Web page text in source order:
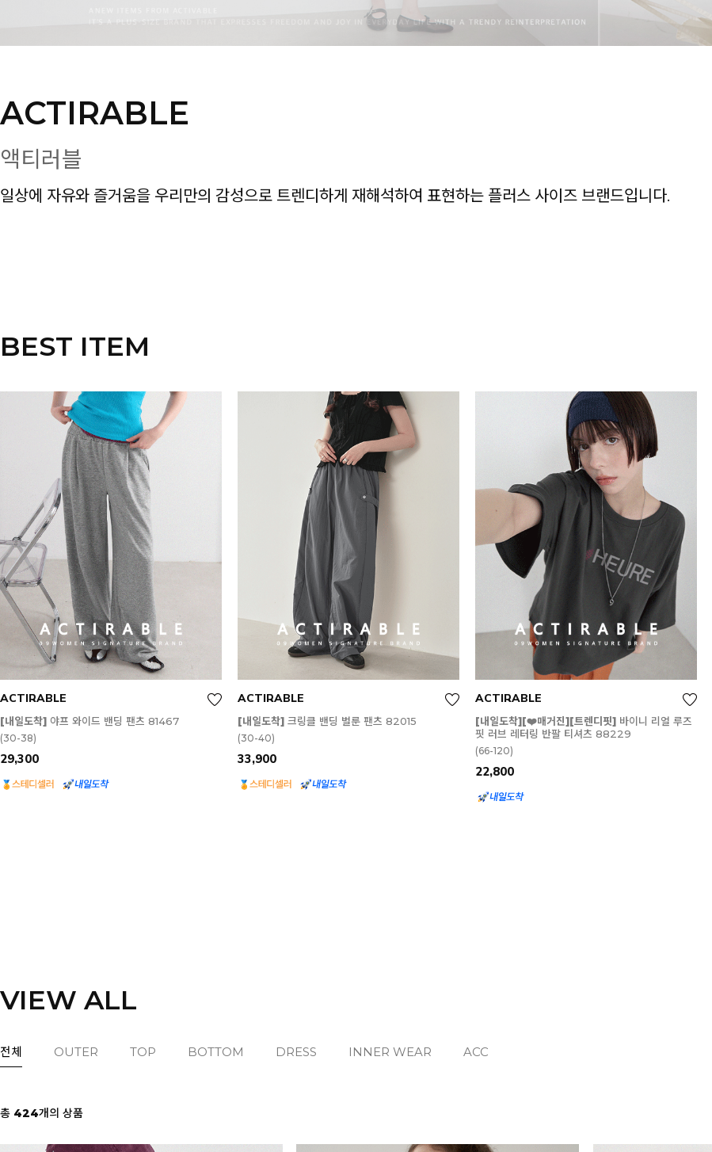
ACTIRABLE
액티러블
일상에 자유와 즐거움을 우리만의 감성으로 트렌디하게 재해석하여 표현하는 플러스 사이즈 브랜드입니다.
BEST ITEM
ACTIRABLE
[내일도착] 크링클 밴딩 벌룬 팬츠 82015
(30-40)
33,900
ACTIRABLE
[내일도착][❤️매거진][트렌디핏]바이니 리얼 루즈
핏 러브 레터링 반팔 티셔츠 88229
ACTIRABLE
레이튼 나염 리얼루즈핏 롱 티셔츠 86555
(66-120)
24,000
VIEW ALL
전체 OUTER TOP BOTTOM DRESS INNER WEAR ACC
총 424개의 상품